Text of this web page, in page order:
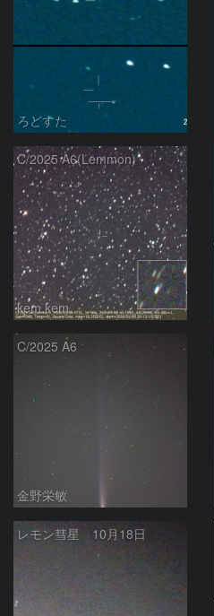
ろどすた
C/2025 A6(Lemmon)
kem.kem
C/2025 A6
金野栄敏
レモン彗星 10月18日